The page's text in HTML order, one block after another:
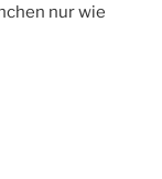
nur wie